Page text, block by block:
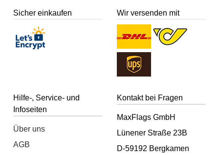
Sicher einkaufen Wir versenden mit
Hilfe-, Service- und
Infoseiten
Über uns
AGB
Kontakt bei Fragen
MaxFlags GmbH
Lünener Straße 23B
D-59192 Bergkamen